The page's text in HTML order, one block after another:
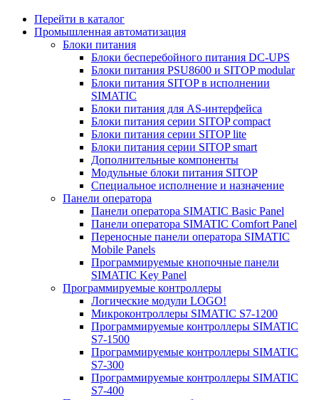
Перейти в каталог
Промышленная автоматизация
Блоки питания
Блоки бесперебойного питания DC-UPS
Блоки питания PSU8600 и SITOP modular
Блоки питания SITOP в исполнении
SIMATIC
Блоки питания для AS-интерфейса
Блоки питания серии SITOP compact
Блоки питания серии SITOP lite
Блоки питания серии SITOP smart
Дополнительные компоненты
Модульные блоки питания SITOP
Специальное исполнение и назначение
Панели оператора
Панели оператора SIMATIC Basic Panel
Панели оператора SIMATIC Comfort Panel
Переносные панели оператора SIMATIC
Mobile Panels
Программируемые кнопочные панели
SIMATIC Key Panel
Программируемые контроллеры
Логические модули LOGO!
Микроконтроллеры SIMATIC S7-1200
Программируемые контроллеры SIMATIC
S7-1500
Программируемые контроллеры SIMATIC
S7-300
Программируемые контроллеры SIMATIC
S7-400